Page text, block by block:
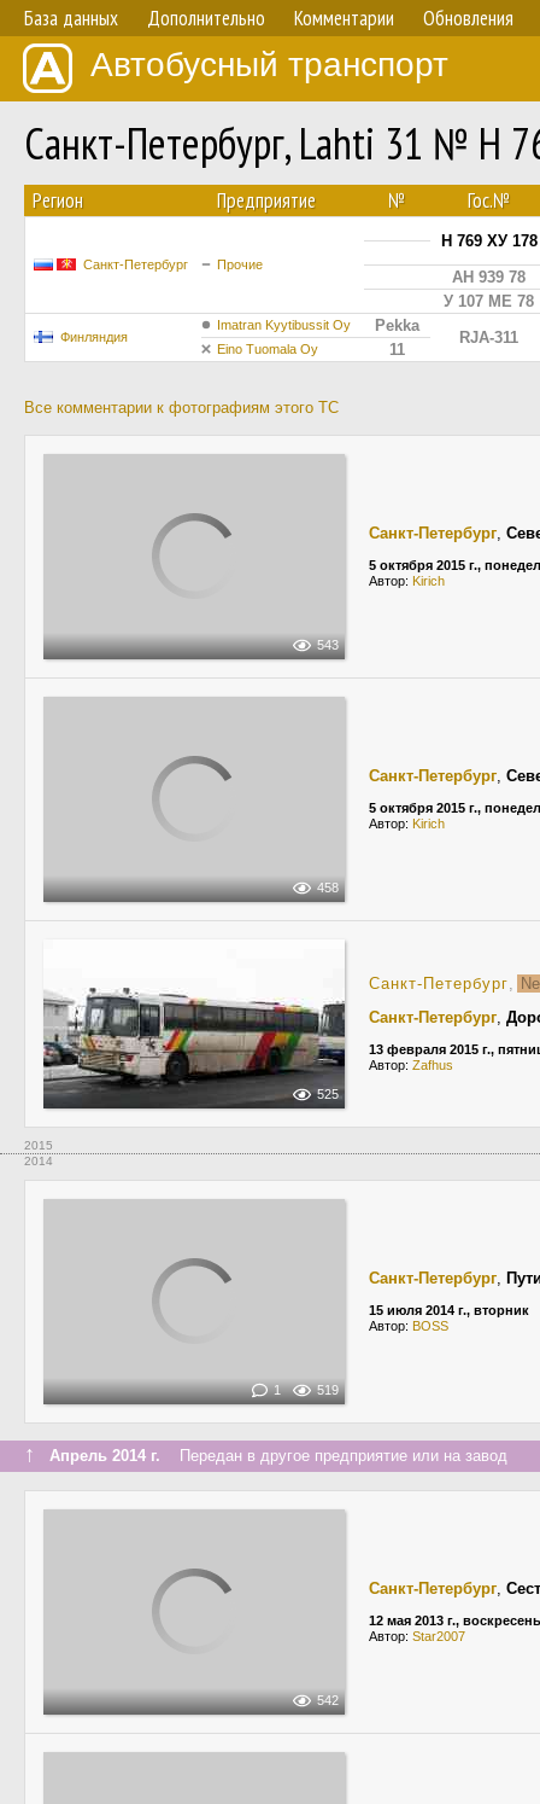
База данных Дополнительно Комментарии Обновления
Автобусный транспорт
Санкт-Петербург, Lahti 31 № Н
Регион Предприятие № Гос.№
Санкт-Петербург Прочие
Н 769 ХУ 178
АН 939 78
У 107 МЕ 78
Финляндия
Imatran Kyytibussit Oy Pekka
RJA-311
Eino Tuomala Oy 11
Все комментарии к фотографиям этого ТС
543
Санкт-Петербург,
5 октября 2015 г.,
Автор: Kirich
458
Санкт-Петербург,
5 октября 2015 г.,
Автор: Kirich
525
Санкт-Петербург,
Санкт-Петербург,
13 февраля 2015 г.,
Автор: Zafhus
2015
2014
1 519
Санкт-Петербург,
15 июля 2014 г., вторник
Автор: BOSS
↑ Апрель 2014 г. Передан в другое предприятие или на завод
542
Санкт-Петербург,
12 мая 2013 г.,
Автор: Star2007